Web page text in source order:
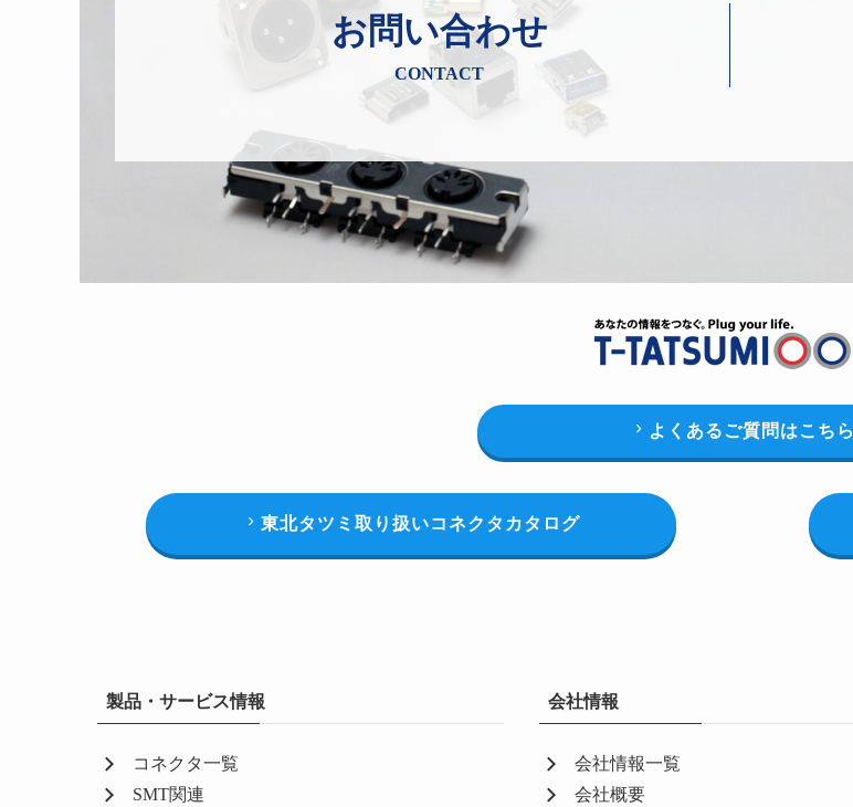
お問い合わせ
CONTACT
よくあるご質問はこちら
東北タツミ取り扱いコネクタカタログ
製品・サービス情報
コネクタ一覧
SMT関連
会社情報
会社情報一覧
会社概要